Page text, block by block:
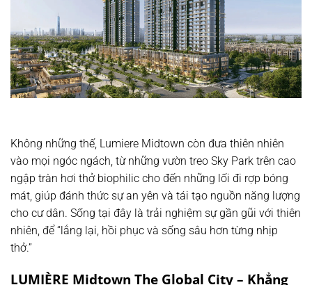
Không những thế, Lumiere Midtown còn đưa thiên nhiên
vào mọi ngóc ngách, từ những vườn treo Sky Park trên cao
ngập tràn hơi thở biophilic cho đến những lối đi rợp bóng
mát, giúp đánh thức sự an yên và tái tạo nguồn năng lượng
cho cư dân. Sống tại đây là trải nghiệm sự gần gũi với thiên
nhiên, để “lắng lại, hồi phục và sống sâu hơn từng nhịp
thở.”
LUMIÈRE Midtown The Global City – Khẳng